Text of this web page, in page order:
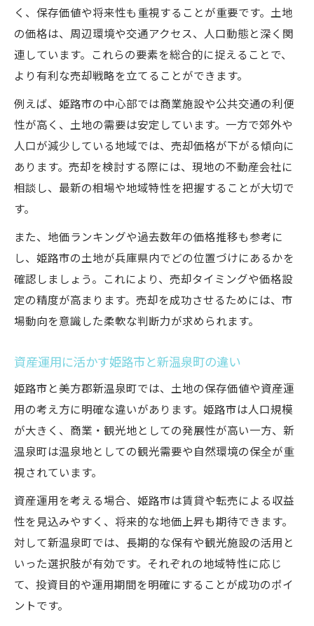
く、保存価値や将来性も重視することが重要です。土地
の価格は、周辺環境や交通アクセス、人口動態と深く関
連しています。これらの要素を総合的に捉えることで、
より有利な売却戦略を立てることができます。
例えば、姫路市の中心部では商業施設や公共交通の利便
性が高く、土地の需要は安定しています。一方で郊外や
人口が減少している地域では、売却価格が下がる傾向に
あります。売却を検討する際には、現地の不動産会社に
相談し、最新の相場や地域特性を把握することが大切で
す。
また、地価ランキングや過去数年の価格推移も参考に
し、姫路市の土地が兵庫県内でどの位置づけにあるかを
確認しましょう。これにより、売却タイミングや価格設
定の精度が高まります。売却を成功させるためには、市
場動向を意識した柔軟な判断力が求められます。
資産運用に活かす姫路市と新温泉町の違い
姫路市と美方郡新温泉町では、土地の保存価値や資産運
用の考え方に明確な違いがあります。姫路市は人口規模
が大きく、商業・観光地としての発展性が高い一方、新
温泉町は温泉地としての観光需要や自然環境の保全が重
視されています。
資産運用を考える場合、姫路市は賃貸や転売による収益
性を見込みやすく、将来的な地価上昇も期待できます。
対して新温泉町では、長期的な保有や観光施設の活用と
いった選択肢が有効です。それぞれの地域特性に応じ
て、投資目的や運用期間を明確にすることが成功のポイ
ントです。